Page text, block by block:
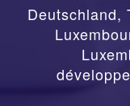
Deutschland,